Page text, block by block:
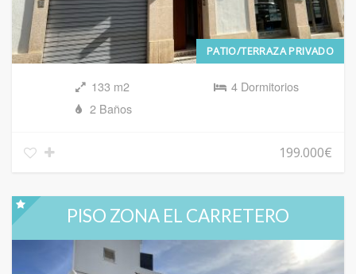
PATIO/TERRAZA PRIVADO
133 m2
4 Dormitorios
2 Baños
199.000€
PISO ZONA EL CARRETERO